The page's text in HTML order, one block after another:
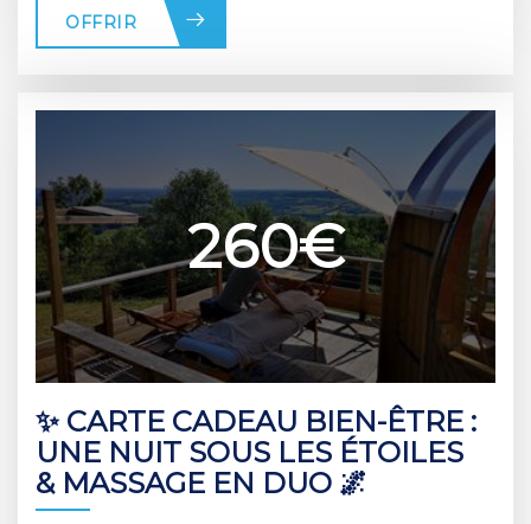
OFFRIR
260€
✨ CARTE CADEAU BIEN-ÊTRE :
UNE NUIT SOUS LES ÉTOILES
& MASSAGE EN DUO 🌌